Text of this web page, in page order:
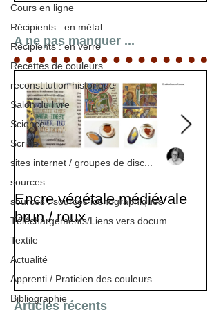
Cours en ligne
Récipients : en métal
Récipients : en verre
Recettes de couleurs
reconstitution historique
Salon du livre
Science
Scribe
sites internet / groupes de disc...
sources
sources : sources iconographiques
Téléchargements/Liens vers docum...
Textile
Actualité
Apprenti / Praticien des couleurs
Bibliographie
A ne pas manquer ...
Encre végétale médiévale
brun / roux
Articles récents